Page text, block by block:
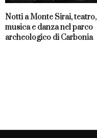
Notti a Monte Sirai, teatro,
musica e danza nel parco
archeologico di Carbonia